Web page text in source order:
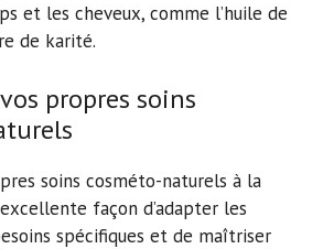
et les cheveux, comme l’huile de
de karité.
propres soins
soins cosméto-naturels à la
façon d’adapter les
spécifiques et de maîtriser